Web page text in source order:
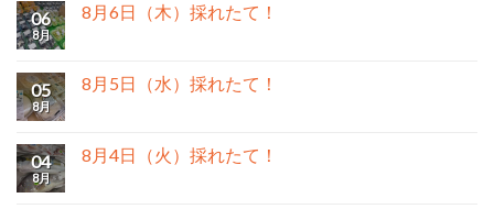
06
8月
8月6日（木）採れたて！
05
8月
8月5日（水）採れたて！
04
8月
8月4日（火）採れたて！